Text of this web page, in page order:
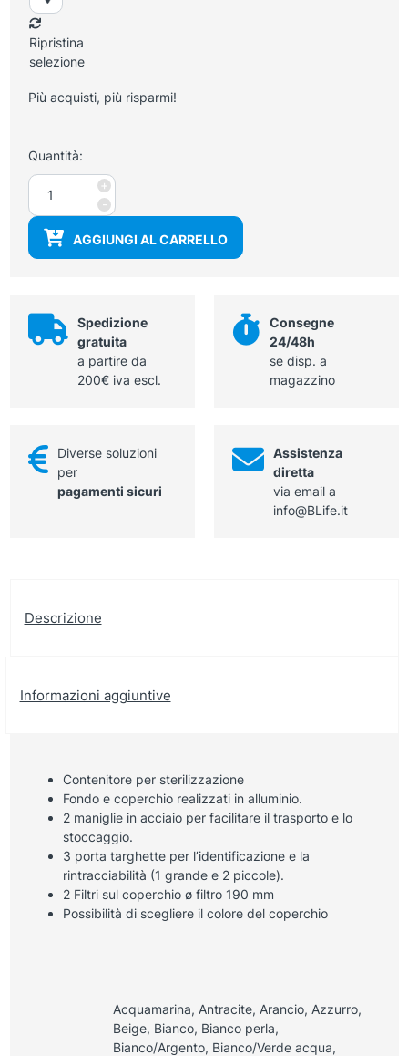
Ripristina
selezione
Più acquisti, più risparmi!
Quantità:
-
Container
60x30x26
h
alluminio
+
AGGIUNGI AL CARRELLO
Spedizione
gratuita
a partire da
200€ iva escl.
Consegne
24/48h
se disp. a
magazzino
Diverse soluzioni
per
pagamenti sicuri
Assistenza
diretta
via email a
info@BLife.it
Descrizione
Informazioni aggiuntive
Contenitore per sterilizzazione
Fondo e coperchio realizzati in alluminio.
2 maniglie in acciaio per facilitare il trasporto e lo
stoccaggio.
3 porta targhette per l’identificazione e la
rintracciabilità (1 grande e 2 piccole).
2 Filtri sul coperchio ø filtro 190 mm
Possibilità di scegliere il colore del coperchio
Acquamarina, Antracite, Arancio, Azzurro,
Beige, Bianco, Bianco perla,
Bianco/Argento, Bianco/Verde acqua,